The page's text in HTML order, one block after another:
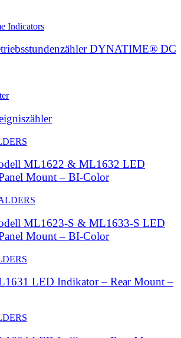
DYNATIME® DC
ML1622 & ML1632 LED
Mount – BI-Color
ML1623-S & ML1633-S LED
Mount – BI-Color
LED Indikator – Rear Mount –